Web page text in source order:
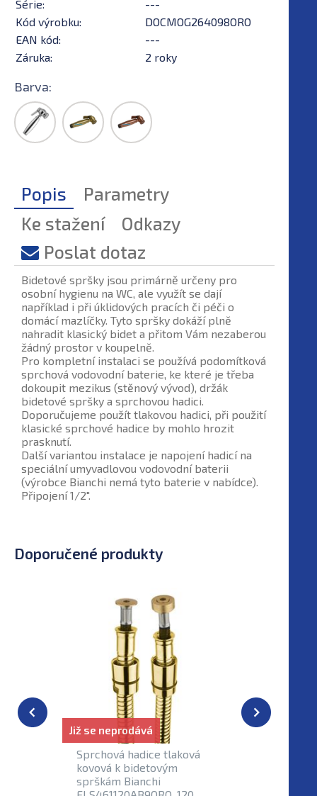
Série:
---
Kód výrobku:
DOCMOG264098ORO
EAN kód:
---
Záruka:
2 roky
Barva:
Popis
Parametry
Ke stažení
Odkazy
Poslat dotaz
Bidetové spršky jsou primárně určeny pro
osobní hygienu na WC, ale využít se dají
například i při úklidových pracích či péči o
domácí mazlíčky. Tyto spršky dokáží plně
nahradit klasický bidet a přitom Vám nezaberou
žádný prostor v koupelně.
Pro kompletní instalaci se používá podomítková
sprchová vodovodní baterie, ke které je třeba
dokoupit mezikus (stěnový vývod), držák
bidetové spršky a sprchovou hadici.
Doporučujeme použít tlakovou hadici, při použití
klasické sprchové hadice by mohlo hrozit
prasknutí.
Další variantou instalace je napojení hadicí na
speciální umyvadlovou vodovodní baterii
(výrobce Bianchi nemá tyto baterie v nabídce).
Připojení 1/2".
Doporučené produkty
Sprchová hadice tlaková
kovová k bidetovým
sprškám Bianchi
Již se neprodává Již se